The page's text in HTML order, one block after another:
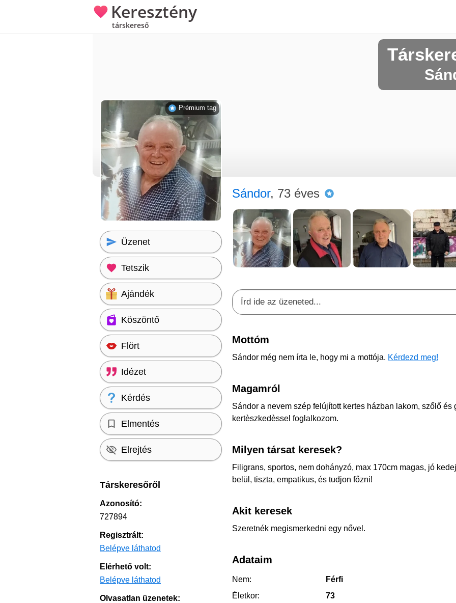
Keresztény
társkereső
Sándor, 73 éves
Mottóm
Sándor még nem írta le, hogy mi a mottója. Kérdezd meg!
Magamról
Sándor a nevem szép felújított kertes házban lakom, szőlő és
kertèszkedèssel foglalkozom.
Milyen társat keresek?
Filigrans, sportos, nem dohányzó, max 170cm magas, jó
belül, tiszta, empatikus, és tudjon főzni!
Akit keresek
Szeretnék megismerkedni egy nővel.
Adataim
Nem:
Férfi
Életkor:
73
Prémium tag
Üzenet
Tetszik
Ajándék
Köszöntő
Flört
Idézet
Kérdés
Elmentés
Elrejtés
Társkeresőről
Azonosító:
727894
Regisztrált:
Belépve láthatod
Elérhető volt:
Belépve láthatod
Olvasatlan üzenetek: